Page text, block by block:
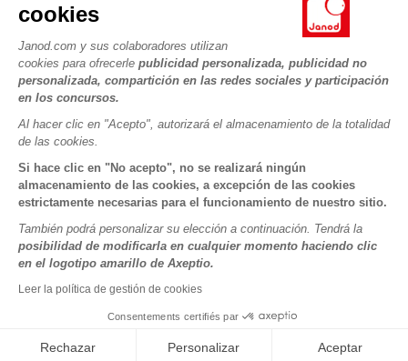
cookies
Janod.com y sus colaboradores utilizan
cookies para ofrecerle publicidad personalizada, publicidad no
personalizada, compartición en las redes sociales y participación
en los concursos.
Al hacer clic en "Acepto", autorizará el almacenamiento de la totalidad
de las cookies.
Si hace clic en "No acepto", no se realizará ningún
almacenamiento de las cookies, a excepción de las cookies
estrictamente necesarias para el funcionamiento de nuestro sitio.
También podrá personalizar su elección a continuación. Tendrá la
posibilidad de modificarla en cualquier momento haciendo clic
en el logotipo amarillo de Axeptio.
Leer la política de gestión de cookies
Consentements certifiés par
Rechazar Personalizar Aceptar
Retirada de productos
Datos personales
Cookies
Condiciones de las ofertas
Condiciones de uso #YesJanod
¿Qué es FSC®?
NUESTROS SERVICIOS
Pago seguro
Métodos de envío
Vídeos
Reglas del juego y manuales
Piezas sueltas
Actividades infantiles para descargar
PROFESIONAL
SÍGUENOS
Copyright © 2026 Janod - Todos los derechos reservados -
Menciones Legales